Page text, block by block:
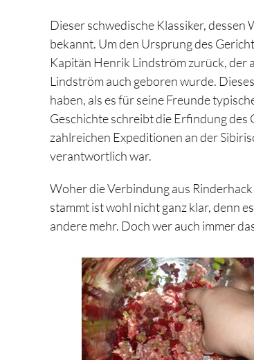
Dieser schwedische Klassiker, dessen
bekannt. Um den Ursprung des
Kapitän Henrik Lindström zurück, der
Lindström auch geboren wurde.
haben, als es für seine Freunde
Geschichte schreibt die Erfindung
zahlreichen Expeditionen an der
verantwortlich war.
Woher die Verbindung aus
stammt ist wohl nicht ganz klar, denn
andere mehr. Doch wer auch immer